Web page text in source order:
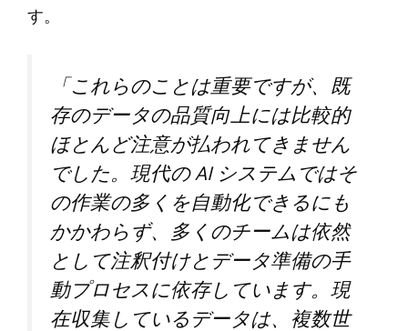
す。
「これらのことは重要ですが、既
存のデータの品質向上には比較的
ほとんど注意が払われてきません
でした。現代の AI システムではそ
の作業の多くを自動化できるにも
かかわらず、多くのチームは依然
として注釈付けとデータ準備の手
動プロセスに依存しています。現
在収集しているデータは、複数世